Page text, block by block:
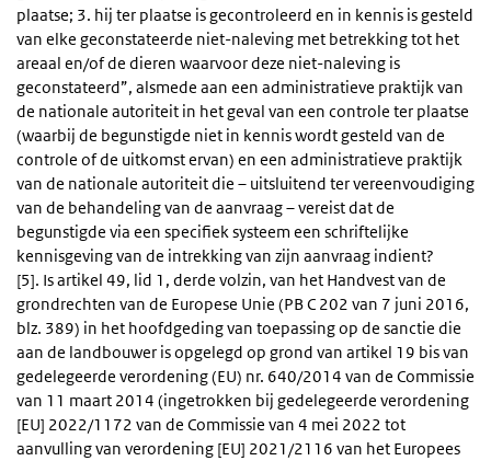
plaatse; 3. hij ter plaatse is gecontroleerd en in kennis is gesteld
van elke geconstateerde niet-naleving met betrekking tot het
areaal en/of de dieren waarvoor deze niet-naleving is
geconstateerd”, alsmede aan een administratieve praktijk van
de nationale autoriteit in het geval van een controle ter plaatse
(waarbij de begunstigde niet in kennis wordt gesteld van de
controle of de uitkomst ervan) en een administratieve praktijk
van de nationale autoriteit die – uitsluitend ter vereenvoudiging
van de behandeling van de aanvraag – vereist dat de
begunstigde via een specifiek systeem een schriftelijke
kennisgeving van de intrekking van zijn aanvraag indient?
[5]. Is artikel 49, lid 1, derde volzin, van het Handvest van de
grondrechten van de Europese Unie (PB C 202 van 7 juni 2016,
blz. 389) in het hoofdgeding van toepassing op de sanctie die
aan de landbouwer is opgelegd op grond van artikel 19 bis van
gedelegeerde verordening (EU) nr. 640/2014 van de Commissie
van 11 maart 2014 (ingetrokken bij gedelegeerde verordening
[EU] 2022/1172 van de Commissie van 4 mei 2022 tot
aanvulling van verordening [EU] 2021/2116 van het Europees